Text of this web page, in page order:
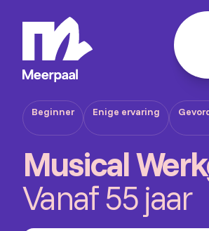
Beginner Enige ervaring
Musical
Vanaf 55 jaar